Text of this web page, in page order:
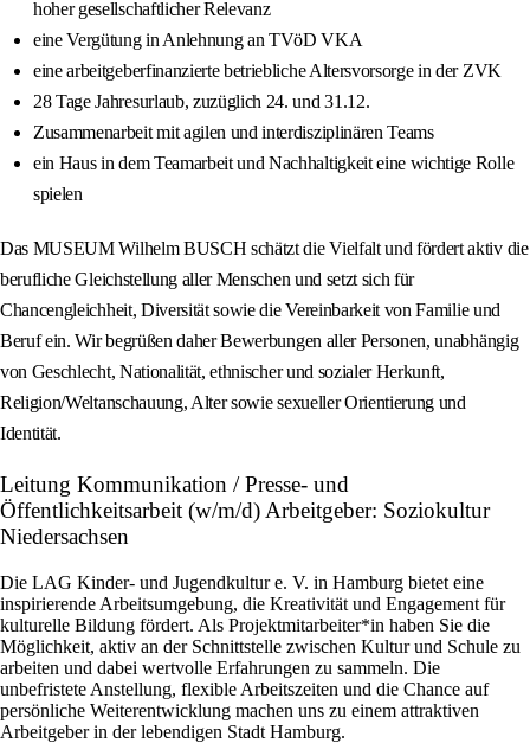
hoher gesellschaftlicher Relevanz
eine Vergütung in Anlehnung an TVöD VKA
eine arbeitgeberfinanzierte betriebliche Altersvorsorge in der ZVK
28 Tage Jahresurlaub, zuzüglich 24. und 31.12.
Zusammenarbeit mit agilen und interdisziplinären Teams
ein Haus in dem Teamarbeit und Nachhaltigkeit eine wichtige Rolle
spielen
Das MUSEUM Wilhelm BUSCH schätzt die Vielfalt und fördert aktiv die
berufliche Gleichstellung aller Menschen und setzt sich für
Chancengleichheit, Diversität sowie die Vereinbarkeit von Familie und
Beruf ein. Wir begrüßen daher Bewerbungen aller Personen, unabhängig
von Geschlecht, Nationalität, ethnischer und sozialer Herkunft,
Religion/Weltanschauung, Alter sowie sexueller Orientierung und
Identität.
Leitung Kommunikation / Presse- und
Öffentlichkeitsarbeit (w/m/d) Arbeitgeber: Soziokultur
Niedersachsen
Die LAG Kinder- und Jugendkultur e. V. in Hamburg bietet eine
inspirierende Arbeitsumgebung, die Kreativität und Engagement für
kulturelle Bildung fördert. Als Projektmitarbeiter*in haben Sie die
Möglichkeit, aktiv an der Schnittstelle zwischen Kultur und Schule zu
arbeiten und dabei wertvolle Erfahrungen zu sammeln. Die
unbefristete Anstellung, flexible Arbeitszeiten und die Chance auf
persönliche Weiterentwicklung machen uns zu einem attraktiven
Arbeitgeber in der lebendigen Stadt Hamburg.